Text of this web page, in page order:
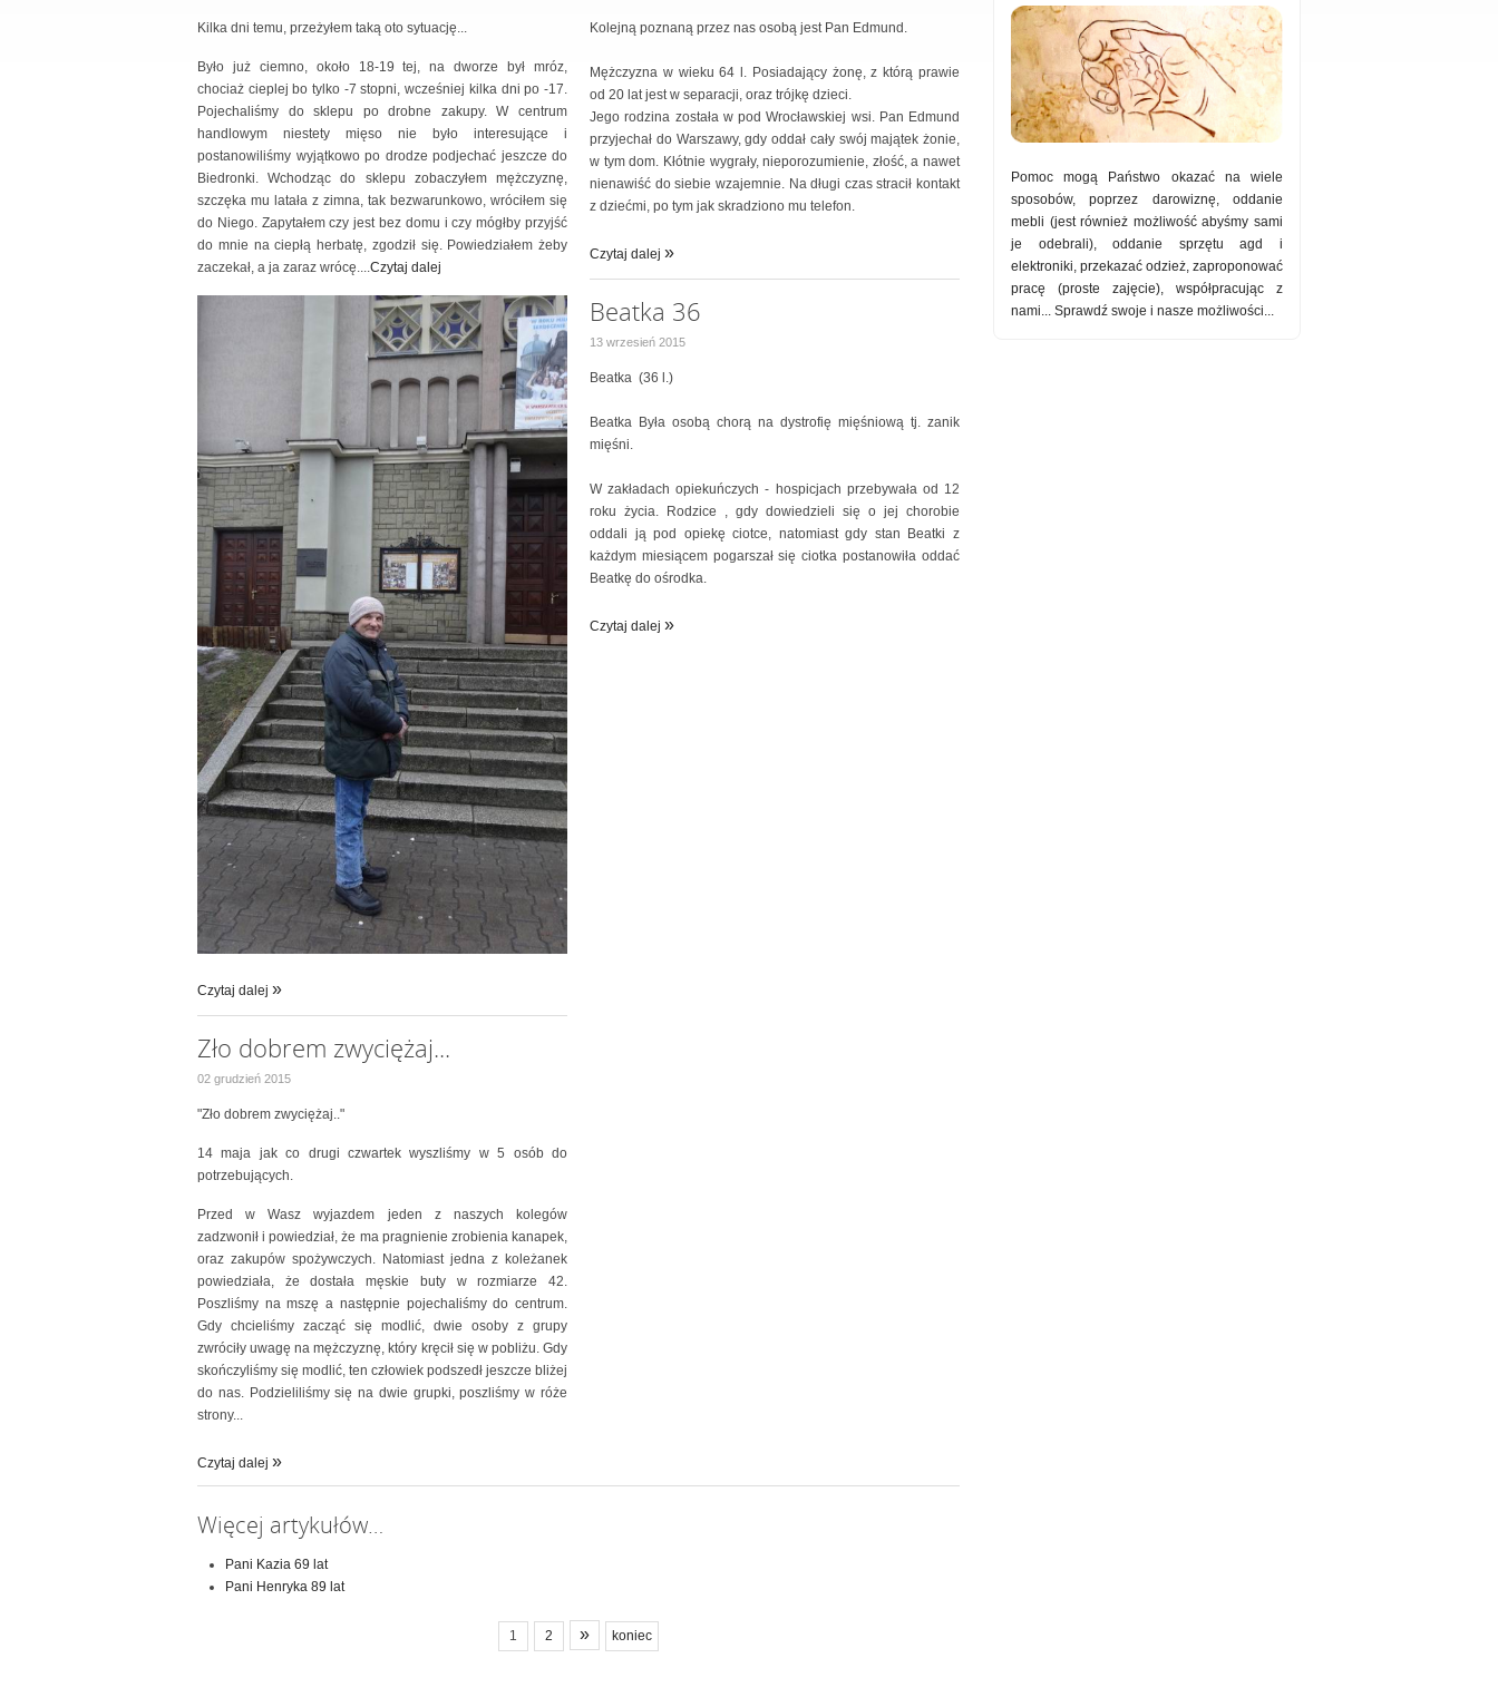
Kilka dni temu, przeżyłem taką oto sytuację...
Było już ciemno, około 18-19 tej, na dworze był mróz,
chociaż cieplej bo tylko -7 stopni, wcześniej kilka dni po -17.
Pojechaliśmy do sklepu po drobne zakupy. W centrum
handlowym niestety mięso nie było interesujące i
postanowiliśmy wyjątkowo po drodze podjechać jeszcze do
Biedronki. Wchodząc do sklepu zobaczyłem mężczyznę,
szczęka mu latała z zimna, tak bezwarunkowo, wróciłem się
do Niego. Zapytałem czy jest bez domu i czy mógłby przyjść
do mnie na ciepłą herbatę, zgodził się. Powiedziałem żeby
zaczekał, a ja zaraz wrócę.... Czytaj dalej
Czytaj dalej
Zło dobrem zwyciężaj...
02 grudzień 2015
"Zło dobrem zwyciężaj.."
14 maja jak co drugi czwartek wyszliśmy w 5 osób do
potrzebujących.
Przed w Wasz wyjazdem jeden z naszych kolegów
zadzwonił i powiedział, że ma pragnienie zrobienia kanapek,
oraz zakupów spożywczych. Natomiast jedna z koleżanek
powiedziała, że dostała męskie buty w rozmiarze 42.
Poszliśmy na mszę a następnie pojechaliśmy do centrum.
Gdy chcieliśmy zacząć się modlić, dwie osoby z grupy
zwróciły uwagę na mężczyznę, który kręcił się w pobliżu. Gdy
skończyliśmy się modlić, ten człowiek podszedł jeszcze bliżej
do nas. Podzieliliśmy się na dwie grupki, poszliśmy w róże
strony...
Czytaj dalej
Kolejną poznaną przez nas osobą jest Pan Edmund.
Mężczyzna w wieku 64 l. Posiadający żonę, z którą prawie
od 20 lat jest w separacji, oraz trójkę dzieci.
Jego rodzina została w pod Wrocławskiej wsi. Pan Edmund
przyjechał do Warszawy, gdy oddał cały swój majątek żonie,
w tym dom. Kłótnie wygrały, nieporozumienie, złość, a nawet
nienawiść do siebie wzajemnie. Na długi czas stracił kontakt
z dziećmi, po tym jak skradziono mu telefon.
Czytaj dalej
Beatka 36
13 wrzesień 2015
Beatka (36 l.)
Beatka Była osobą chorą na dystrofię mięśniową tj. zanik
mięśni.
W zakładach opiekuńczych - hospicjach przebywała od 12
roku życia. Rodzice , gdy dowiedzieli się o jej chorobie
oddali ją pod opiekę ciotce, natomiast gdy stan Beatki z
każdym miesiącem pogarszał się ciotka postanowiła oddać
Beatkę do ośrodka.
Czytaj dalej
Więcej artykułów…
Pani Kazia 69 lat
Pani Henryka 89 lat
1 2 » koniec
Pomoc mogą Państwo okazać na wiele
sposobów, poprzez darowiznę, oddanie
mebli (jest również możliwość abyśmy sami
je odebrali), oddanie sprzętu agd i
elektroniki, przekazać odzież, zaproponować
pracę (proste zajęcie), współpracując z
nami... Sprawdź swoje i nasze możliwości...